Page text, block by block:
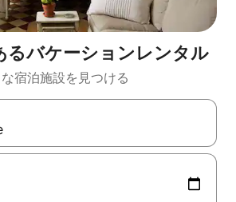
るバケーションレンタル
宿泊施設を見つける
たら、上下の矢印キーを使って移動するか